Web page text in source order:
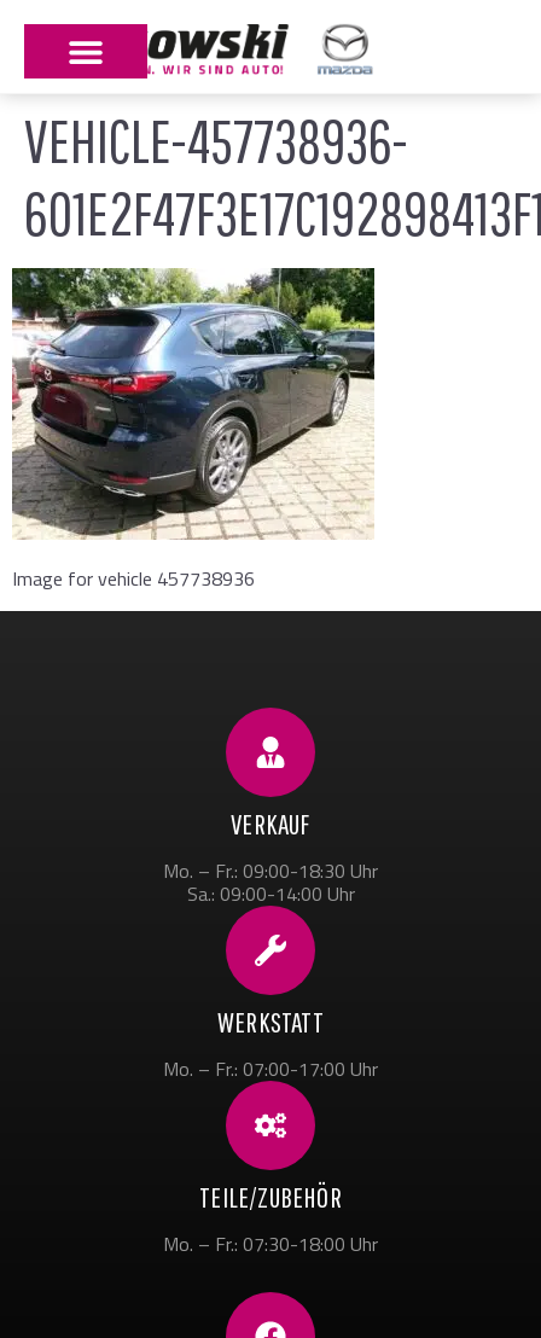
VEHICLE-457738936-
Image for vehicle 457738936
VERKAUF
Mo. – Fr.: 09:00-18:30 Uhr
Sa.: 09:00-14:00 Uhr
WERKSTATT
Mo. – Fr.: 07:00-17:00 Uhr
TEILE/ZUBEHÖR
Mo. – Fr.: 07:30-18:00 Uhr